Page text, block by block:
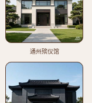
通州殡仪馆